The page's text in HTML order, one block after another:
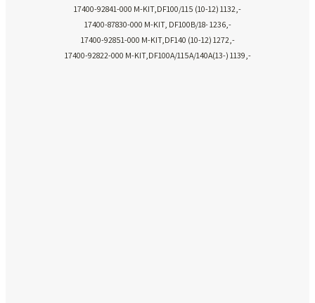
17400-92841-000 M-KIT,DF100/115 (10-12) 1132,-
17400-87830-000 M-KIT, DF100B/18- 1236,-
17400-92851-000 M-KIT,DF140 (10-12) 1272,-
17400-92822-000 M-KIT,DF100A/115A/140A(13-) 1139,-